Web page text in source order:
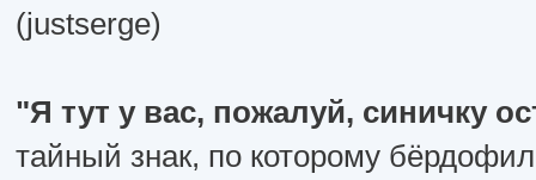
(justserge)
"Я тут у вас, пожалуй, синичку
тайный знак, по которому